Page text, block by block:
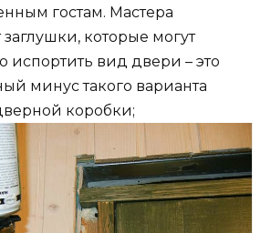
гостам. Мастера
которые могут
испортить вид двери – это
минус такого варианта
коробки;